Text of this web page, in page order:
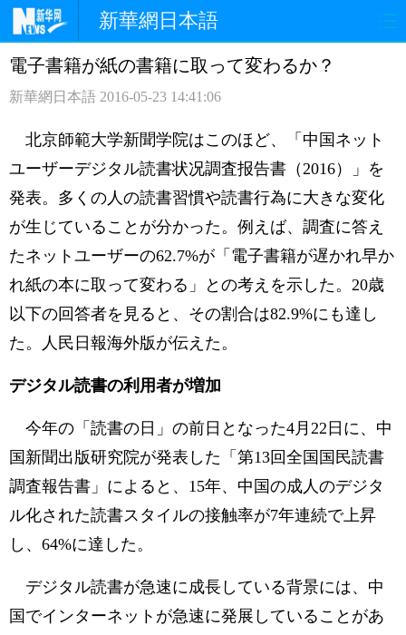
新華網日本語
ホームページ 政治 経済
観光 評論 写真
中日対訳
電子書籍が紙の書籍に取って変わるか？
新華網日本語 2016-05-23 14:41:06
北京師範大学新聞学院はこのほど、「中国ネット
ユーザーデジタル読書状况調査报告書（2016）」を
発表。多くの人の読書習慣や読書行為に大きな変化
が生じていることが分かった。例えば、調査に答え
たネットユーザーの62.7%が「電子書籍が遅かれ早か
れ紙の本に取って変わる」との考えを示した。20歳
以下の回答者を見ると、その割合は82.9%にも達し
た。人民日報海外版が伝えた。
デジタル読書の利用者が増加
今年の「読書の日」の前日となった4月22日に、中
国新聞出版研究院が発表した「第13回全国国民読書
調査報告書」によると、15年、中国の成人のデジタ
ル化された読書スタイルの接触率が7年連続で上昇
し、64%に達した。
デジタル読書が急速に成長している背景には、中
国でインターネットが急速に発展していることがあ